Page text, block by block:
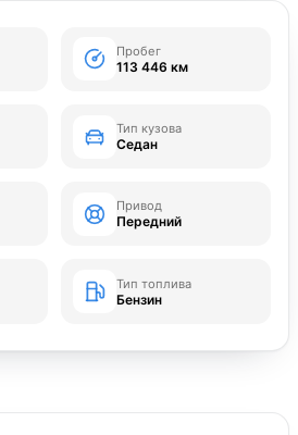
Пробег
113 446 км
Тип кузова
Седан
Привод
Передний
Тип топлива
Бензин